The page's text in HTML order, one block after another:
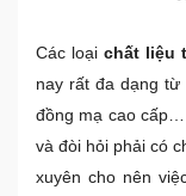
Các loại chất liệu
nay rất đa dạng từ
đồng mạ cao
và đòi hỏi phải có
xuyên cho nên